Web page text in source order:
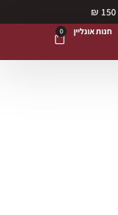
חנות אונליין 0